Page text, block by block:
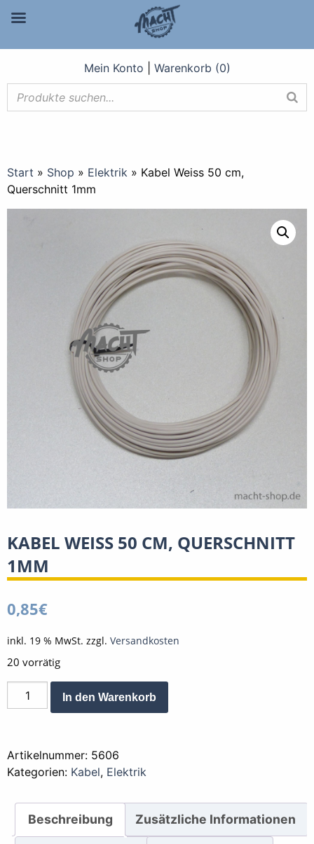
Mein Konto Warenkorb (0)
Start » Shop » Elektrik » Kabel Weiss 50 cm,
Querschnitt 1mm
KABEL WEISS 50 CM, QUERSCHNITT
1MM
0,85€
inkl. 19 % MwSt. zzgl. Versandkosten
20 vorrätig
Kabel
Weiss
Querschnitt
1mm
In den Warenkorb
Artikelnummer: 5606
Kategorien: Kabel, Elektrik
Beschreibung Zusätzliche Informationen